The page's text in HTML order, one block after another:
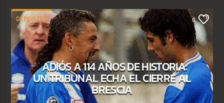
DEPORTES 0
ADIÓS A 114 AÑOS DE HISTORIA:
UN TRIBUNAL ECHA EL CIERRE AL
BRESCIA